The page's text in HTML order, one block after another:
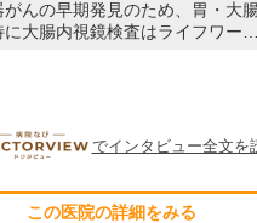
がんの早期発見のため、胃・大
に大腸内視鏡検査はライフワー…
DOCTORVIEW
でインタビュー全文を
この医院の詳細をみる